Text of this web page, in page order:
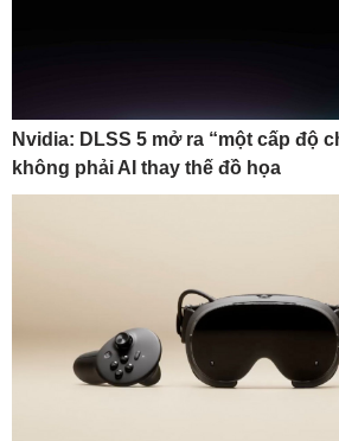
Nvidia: DLSS 5 mở ra “một cấp độ
không phải AI thay thế đồ họa